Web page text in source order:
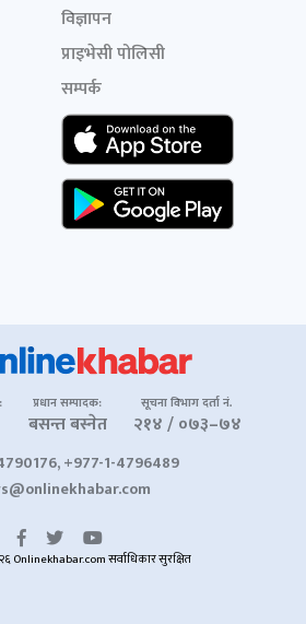
विज्ञापन
प्राइभेसी पोलिसी
सम्पर्क
प्रधान सम्पादक:
बसन्त बस्नेत
सूचना विभाग दर्ता नं.
२१४ / ०७३–७४
+977-1-4796489
Onlinekhabar.com सर्वाधिकार सुरक्षित